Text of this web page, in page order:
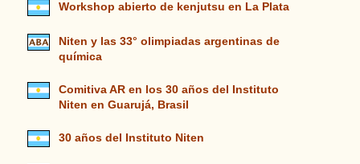
Workshop abierto de kenjutsu en La Plata
Niten y las 33° olimpiadas argentinas de
química
Comitiva AR en los 30 años del Instituto
Niten en Guarujá, Brasil
30 años del Instituto Niten